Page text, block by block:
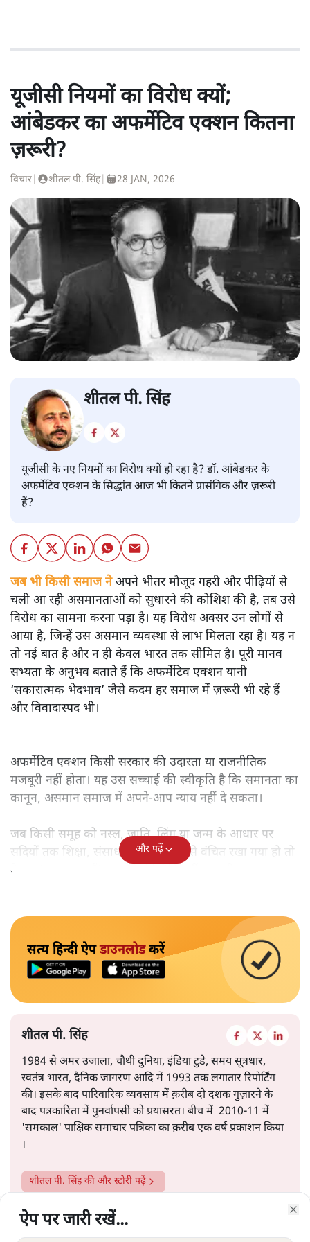
यूजीसी नियमों का विरोध क्यों;
आंबेडकर का अफर्मेटिव एक्शन कितना
ज़रूरी?
विचार शीतल पी. सिंह| 28 JAN, 2026
शीतल पी. सिंह
यूजीसी के नए नियमों का विरोध क्यों हो रहा है? डॉ. आंबेडकर के
अफर्मेटिव एक्शन के सिद्धांत आज भी कितने प्रासंगिक और ज़रूरी
हैं?
जब भी किसी समाज नेअपने भीतर मौजूद गहरी और पीढ़ियों से
चली आ रही असमानताओं को सुधारने की कोशिश की है, तब उसे
विरोध का सामना करना पड़ा है। यह विरोध अक्सर उन लोगों से
आया है, जिन्हें उस असमान व्यवस्था से लाभ मिलता रहा है। यह न
तो नई बात है और न ही केवल भारत तक सीमित है। पूरी मानव
सभ्यता के अनुभव बताते हैं कि अफर्मेटिव एक्शन यानी
‘सकारात्मक भेदभाव’ जैसे कदम हर समाज में ज़रूरी भी रहे हैं
और विवादास्पद भी।
अफर्मेटिव एक्शन किसी सरकार की उदारता या राजनीतिक
मजबूरी नहीं होता। यह उस सच्चाई की स्वीकृति है कि समानता का
कानून, असमान समाज में अपने-आप न्याय नहीं दे सकता।
जब किसी समूह को नस्ल, जाति, लिंग या जन्म के आधार पर
सदियों तक शिक्षा, संसाधनों और सम्मान से वंचित रखा गया हो तो
केवल ‘सब बराबर हैं’ कह देने से स्थिति नहीं बदलती।
और पढ़ें
सत्य हिन्दी ऐपडाउनलोडकरें
शीतल पी. सिंह
1984 से अमर उजाला, चौथी दुनिया, इंडिया टुडे, समय सूत्रधार,
स्वतंत्र भारत, दैनिक जागरण आदि में 1993 तक लगातार रिपोर्टिंग
की। इसके बाद पारिवारिक व्यवसाय में क़रीब दो दशक गुज़ारने के
बाद पत्रकारिता में पुनर्वापसी को प्रयासरत। बीच में 2010-11 में
'समकाल' पाक्षिक समाचार पत्रिका का क़रीब एक वर्ष प्रकाशन किया
।
शीतल पी. सिंहकी और स्टोरी पढ़ें
ऐप पर जारी रखें...
ऐप पर जारी रखें...
ऐप पर जारी रखें...
ऐप पर जारी रखें...
ऐप पर जारी रखें...
ऐप पर जारी रखें...
ऐप पर जारी रखें...